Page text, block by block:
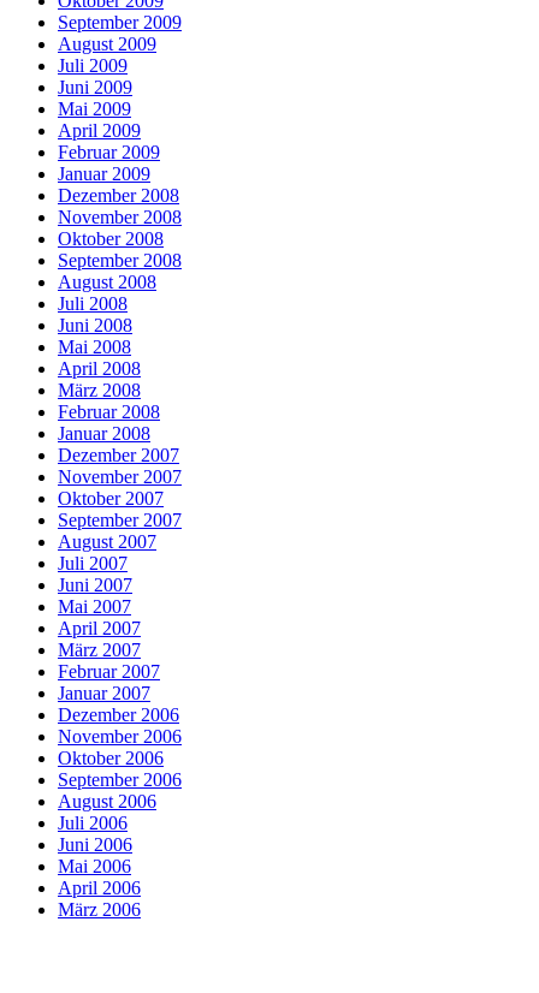
September 2009
August 2009
Juli 2009
Juni 2009
Mai 2009
April 2009
Februar 2009
Januar 2009
Dezember 2008
November 2008
Oktober 2008
September 2008
August 2008
Juli 2008
Juni 2008
Mai 2008
April 2008
März 2008
Februar 2008
Januar 2008
Dezember 2007
November 2007
Oktober 2007
September 2007
August 2007
Juli 2007
Juni 2007
Mai 2007
April 2007
März 2007
Februar 2007
Januar 2007
Dezember 2006
November 2006
Oktober 2006
September 2006
August 2006
Juli 2006
Juni 2006
Mai 2006
April 2006
März 2006